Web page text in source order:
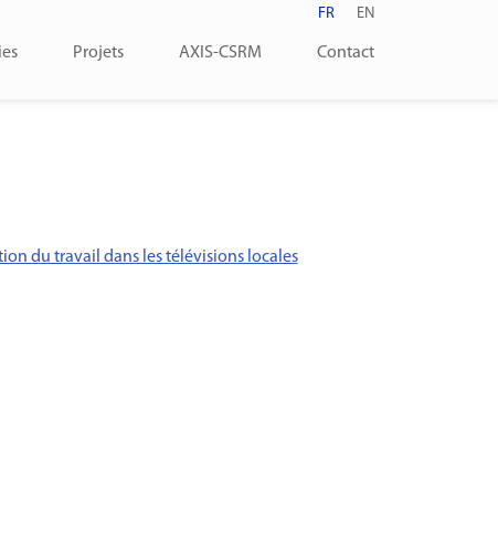
FR EN
Projets AXIS-CSRM Contact
du travail dans les télévisions locales